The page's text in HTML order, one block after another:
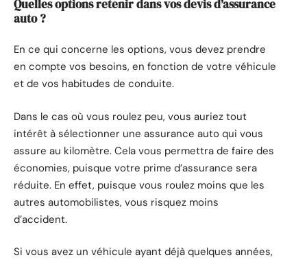
Quelles options retenir dans vos devis d’assurance
auto ?
En ce qui concerne les options, vous devez prendre
en compte vos besoins, en fonction de votre véhicule
et de vos habitudes de conduite.
Dans le cas où vous roulez peu, vous auriez tout
intérêt à sélectionner une assurance auto qui vous
assure au kilomètre. Cela vous permettra de faire des
économies, puisque votre prime d’assurance sera
réduite. En effet, puisque vous roulez moins que les
autres automobilistes, vous risquez moins
d’accident.
Si vous avez un véhicule ayant déjà quelques années,